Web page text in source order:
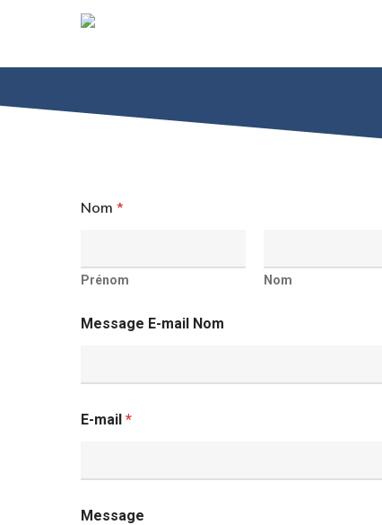
main
Nom*
Prénom Nom
Message E-mail Nom
E-mail*
Message